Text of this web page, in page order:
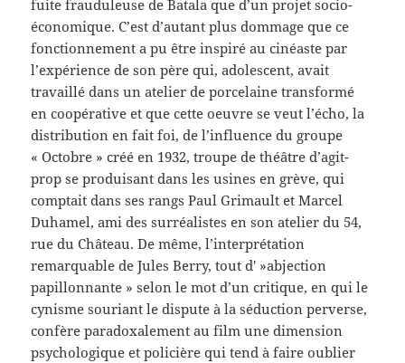
fuite frauduleuse de Batala que d’un projet socio-
économique. C’est d’autant plus dommage que ce
fonctionnement a pu être inspiré au cinéaste par
l’expérience de son père qui, adolescent, avait
travaillé dans un atelier de porcelaine transformé
en coopérative et que cette oeuvre se veut l’écho, la
distribution en fait foi, de l’influence du groupe
« Octobre » créé en 1932, troupe de théâtre d’agit-
prop se produisant dans les usines en grève, qui
comptait dans ses rangs Paul Grimault et Marcel
Duhamel, ami des surréalistes en son atelier du 54,
rue du Château. De même, l’interprétation
remarquable de Jules Berry, tout d' »abjection
papillonnante » selon le mot d’un critique, en qui le
cynisme souriant le dispute à la séduction perverse,
confère paradoxalement au film une dimension
psychologique et policière qui tend à faire oublier